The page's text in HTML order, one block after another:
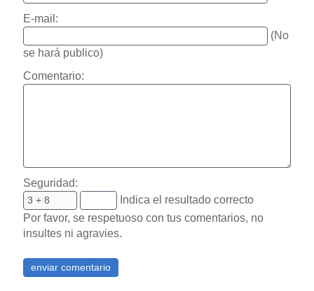
E-mail:
(No
se hará publico)
Comentario:
Seguridad:
Indica el resultado correcto
Por favor, se respetuoso con tus comentarios, no
insultes ni agravies.